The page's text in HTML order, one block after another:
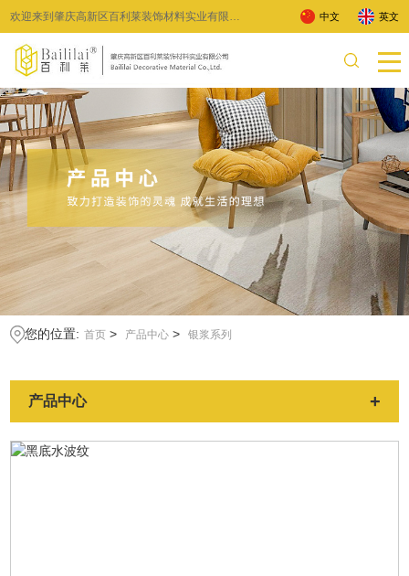
欢迎来到肇庆高新区百利莱装饰材料实业有限公
司 !
中文 英文
您的位置: 首页 > 产品中心 > 银浆系列
产品中心 +